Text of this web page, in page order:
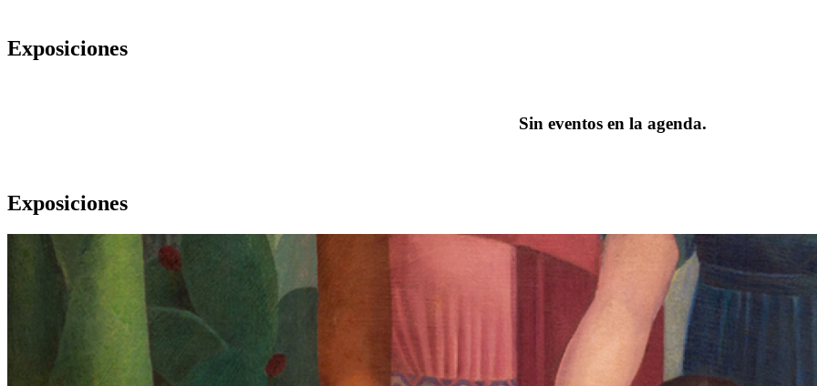
Exposiciones
Sin eventos en la agenda.
Exposiciones